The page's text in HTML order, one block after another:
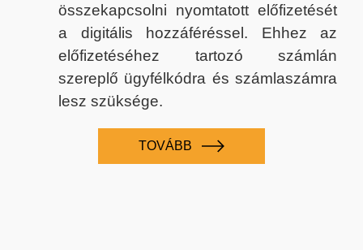
összekapcsolni nyomtatott előfizetését
a digitális hozzáféréssel. Ehhez az
előfizetéséhez tartozó számlán
szereplő ügyfélkódra és számlaszámra
lesz szüksége.
TOVÁBB